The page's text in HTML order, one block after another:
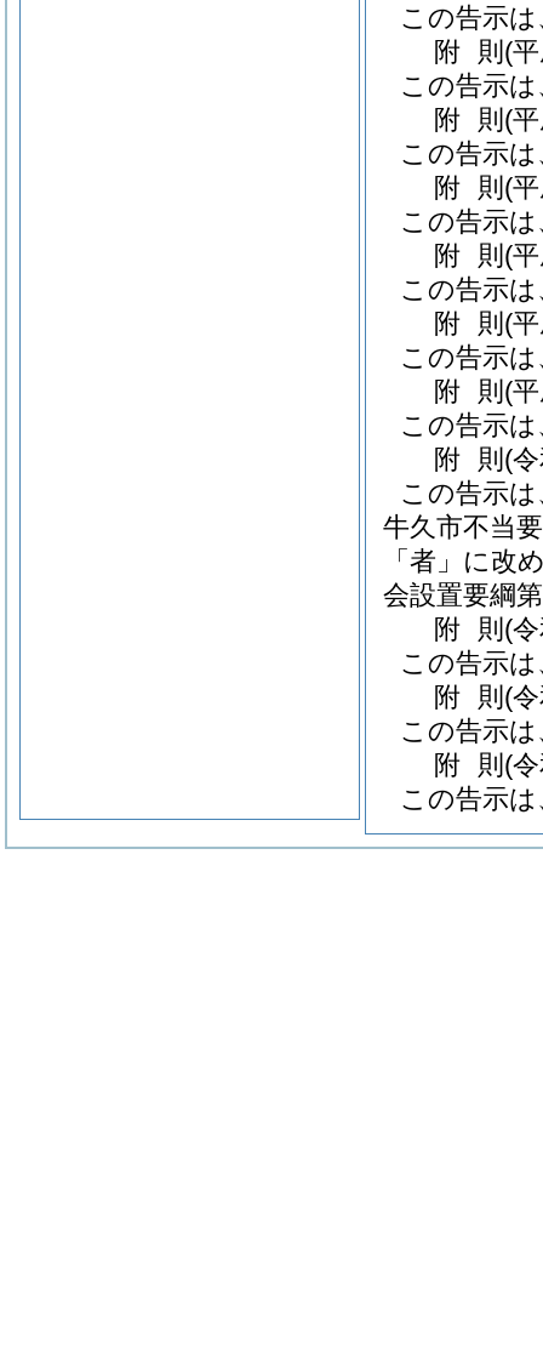
この告示
附 則 (
この告示
附 則 (
この告示
附 則 (
この告示
附 則 (
この告示
附 則 (
この告示
附 則 (
この告示
附 則 (
この告示
牛久市不当
「者」に改
会設置要綱
附 則 (
この告示
附 則 (
この告示
附 則 (
この告示